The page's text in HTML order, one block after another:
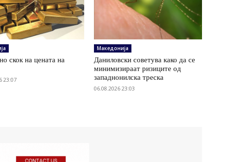
скок на цената на
23:07
Македонија
Даниловски советува како да се
минимизираат ризиците од
западнонилска треска
06.08.2026 23:03